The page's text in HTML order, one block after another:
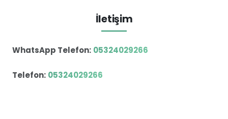
İletişim
WhatsApp Telefon: 05324029266
Telefon: 05324029266